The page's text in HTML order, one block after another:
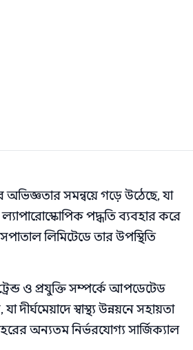
অভিজ্ঞতার সমন্বয়ে গড়ে উঠেছে, যা
পদ্ধতি ব্যবহার করে
লিমিটেডে তার উপস্থিতি
ও প্রযুক্তি সম্পর্কে আপডেটেড
স্বাস্থ্য উন্নয়নে সহায়তা
অন্যতম নির্ভরযোগ্য সার্জিক্যাল